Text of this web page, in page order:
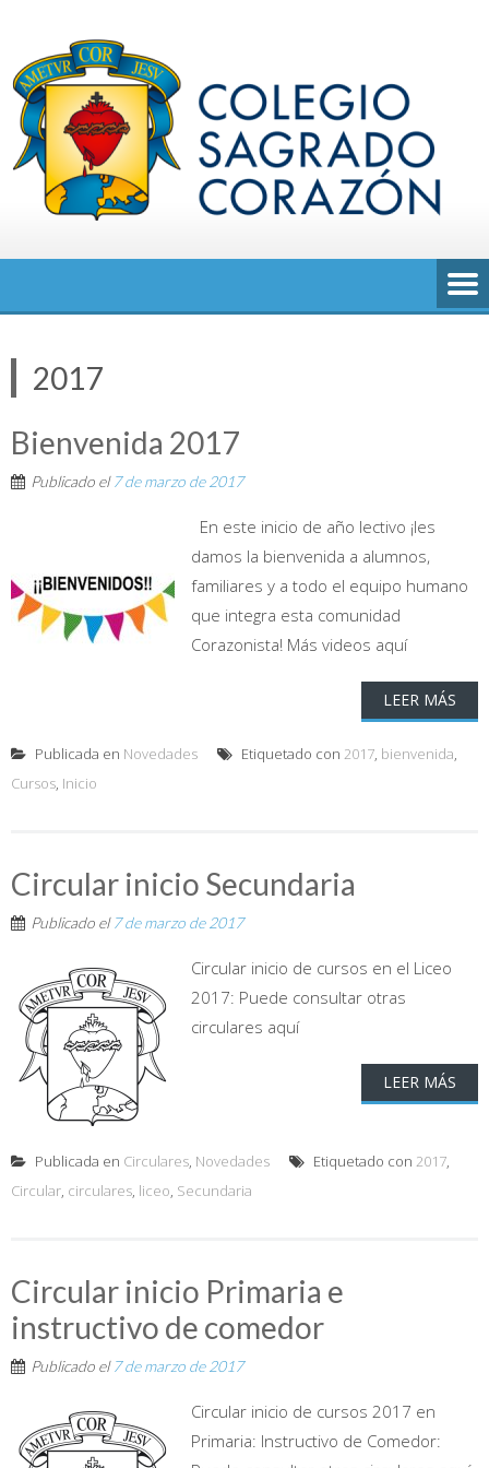
contenido
2017
Bienvenida 2017
Publicado el 7 de marzo de 2017
En este inicio de año lectivo ¡les
damos la bienvenida a alumnos,
familiares y a todo el equipo humano
que integra esta comunidad
Corazonista! Más videos aquí
LEER MÁS
Publicada en Novedades Etiquetado con 2017, bienvenida,
Cursos, Inicio
Circular inicio Secundaria
Publicado el 7 de marzo de 2017
Circular inicio de cursos en el Liceo
2017: Puede consultar otras
circulares aquí
LEER MÁS
Publicada en Circulares, Novedades Etiquetado con 2017,
Circular, circulares, liceo, Secundaria
Circular inicio Primaria e
instructivo de comedor
Publicado el 7 de marzo de 2017
Circular inicio de cursos 2017 en
Primaria: Instructivo de Comedor: